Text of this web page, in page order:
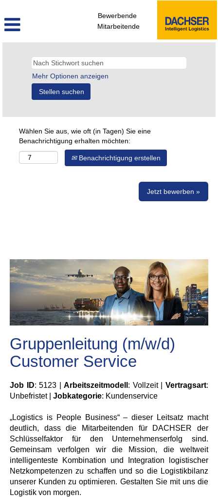
Bewerbende
Mitarbeitende
Mehr Optionen anzeigen
Wählen Sie aus, wie oft (in Tagen) Sie eine
Benachrichtigung erhalten möchten:
Benachrichtigung erstellen
Jetzt bewerben »
Gruppenleitung (m/w/d)
Customer Service
Job ID: 5123 |Arbeitszeitmodell : Vollzeit |Vertragsart:
Unbefristet | Jobkategorie: Kundenservice
„Logistics is People Business“ – dieser Leitsatz macht
deutlich, dass die Mitarbeitenden für DACHSER der
Schlüsselfaktor für den Unternehmenserfolg sind.
Gemeinsam verfolgen wir die Mission, die weltweit
intelligenteste Kombination und Integration logistischer
Netzkompetenzen zu schaffen und so die Logistikbilanz
unserer Kunden zu optimieren. Gestalten Sie mit uns die
Logistik von morgen.